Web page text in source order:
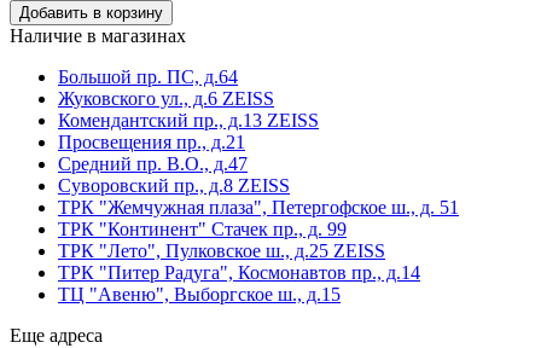
Наличие в магазинах
Большой пр. ПС, д.64
Жуковского ул., д.6 ZEISS
Комендантский пр., д.13 ZEISS
Просвещения пр., д.21
Средний пр. В.О., д.47
Суворовский пр., д.8 ZEISS
ТРК "Жемчужная плаза", Петергофское ш., д. 51
ТРК "Континент" Стачек пр., д. 99
ТРК "Лето", Пулковское ш., д.25 ZEISS
ТРК "Питер Радуга", Космонавтов пр., д.14
ТЦ "Авеню", Выборгское ш., д.15
Еще адреса